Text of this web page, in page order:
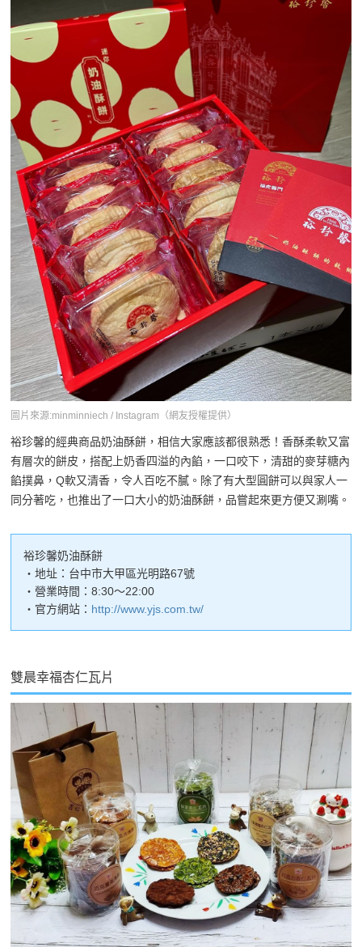
圖片來源:minminniech / Instagram（網友授權提供）
裕珍馨的經典商品奶油酥餅，相信大家應該都很熟悉！香酥柔軟又富
有層次的餅皮，搭配上奶香四溢的內餡，一口咬下，清甜的麥芽糖內
餡撲鼻，Q軟又清香，令人百吃不膩。除了有大型圓餅可以與家人一
同分著吃，也推出了一口大小的奶油酥餅，品嘗起來更方便又涮嘴。
裕珍馨奶油酥餅
・地址：台中市大甲區光明路67號
・營業時間：8:30～22:00
・官方網站： http://www.yjs.com.tw/
雙晨幸福杏仁瓦片